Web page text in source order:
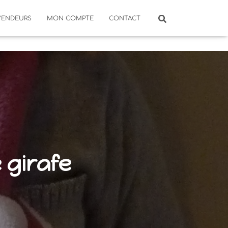
MON COMPTE CONTACT
girafe